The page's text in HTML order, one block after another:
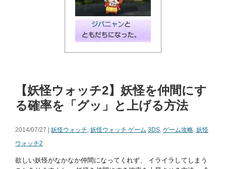
【妖怪ウォッチ2】妖怪を仲間にす
る確率を「グッ」と上げる方法
2014/07/27 | 妖怪ウォッチ, 妖怪ウォッチ ゲーム 3DS, ゲーム攻略, 妖怪
ウォッチ2
欲しい妖怪がなかなか仲間になってくれず、 イライラしてしまう